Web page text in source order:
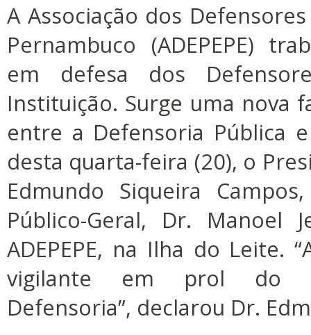
A Associação dos
Pernambuco (ADEPEPE)
em defesa dos
Instituição. Surge uma nova
entre a Defensoria Pública
desta quarta-feira (20), o
Edmundo Siqueira
Público-Geral, Dr. Manoel
ADEPEPE, na Ilha do Leite.
vigilante em prol do
Defensoria”, declarou Dr.